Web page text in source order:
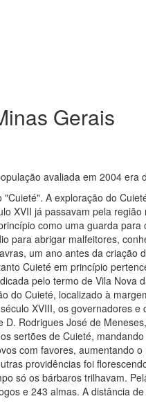
Gerais
avaliada em 2004 era
A exploração do
XVII já passavam pela
como uma guarda
para abrigar malfeitores,
um ano antes da criação
Cuieté em princípio
pelo termo de Vila Nova
do Cuieté, localizado à
XVIII, os governadores
Rodrigues José de
sertões de Cuieté,
com favores, aumentando
providências foi
só os bárbaros trilhavam.
e 243 almas. A distância